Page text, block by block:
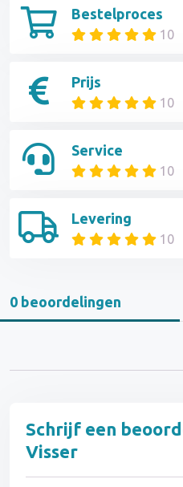
Bestelproces
10
Prijs
10
Service
10
Levering
10
0 beoordelingen
Schrijf een
Visser